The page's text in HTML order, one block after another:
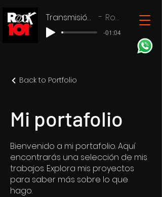
Transmisión en vivo Rock 101
-01:04
Back to Portfolio
Mi portafolio
Bienvenido a mi portafolio. Aquí
encontrarás una selección de mis
trabajos. Explora mis proyectos
para saber más sobre lo que
hago.